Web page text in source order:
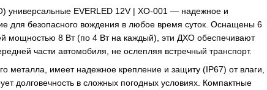
универсальные EVERLED 12V | ХО-001 — надежное и
для безопасного вождения в любое время суток. Оснащены 6
мощностью 8 Вт (по 4 Вт на каждый), эти ДХО обеспечивают
части автомобиля, не ослепляя встречный транспорт.
металла, имеет надежное крепление и защиту (IP67) от влаги,
долговечность в сложных погодных условиях. Компактные